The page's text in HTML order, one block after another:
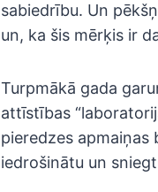
sabiedrību. Un
un, ka šis mērķis ir
Turpmākā gada
attīstības
pieredzes apmaiņas
iedrošinātu un